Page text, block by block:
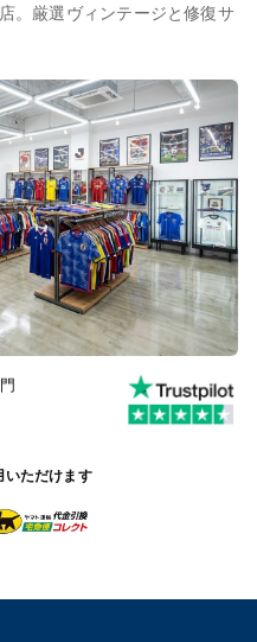
。厳選ヴィンテージと修復サ
いただけます